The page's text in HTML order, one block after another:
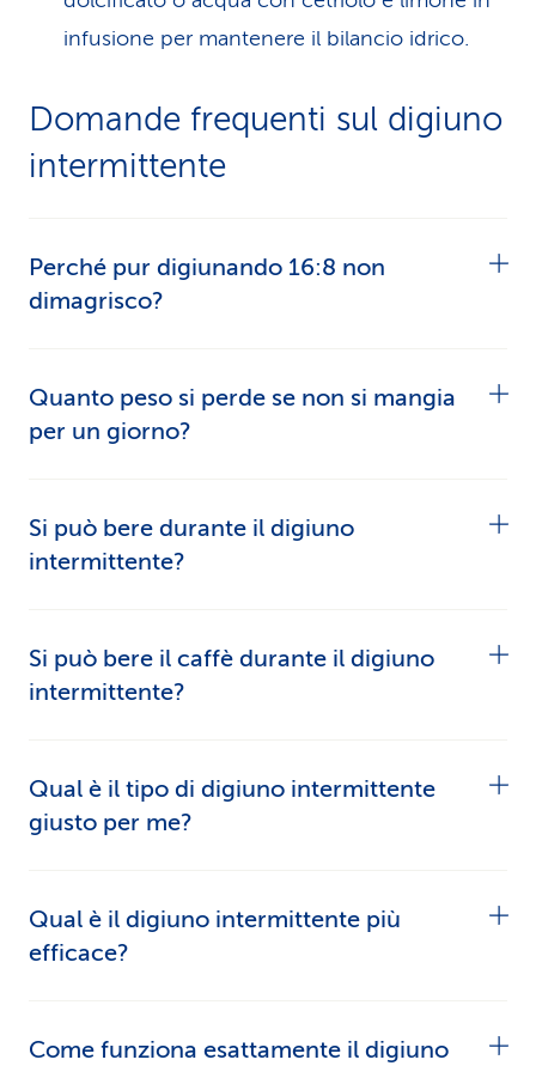
infusione per mantenere il bilancio idrico.
Domande frequenti sul digiuno
intermittente
Perché pur digiunando 16:8 non
dimagrisco?
Se non si dimagrisce durante il digiuno 16:8, può
essere che si assuma un eccesso di calorie nella
sua routine di movimento.
Quanto peso si perde se non si mangia
per un giorno?
metabolico e l’attività fisica. Il digiuno di breve
Si può bere durante il digiuno
intermittente?
preferibilmente acqua, tè non zuccherato o
Si può bere il caffè durante il digiuno
intermittente?
permesso durante il digiuno intermittente.
Qual è il tipo di digiuno intermittente
giusto per me?
stile di vita, dalla sua routine quotidiana e dalle
Qual è il digiuno intermittente più
efficace?
Come funziona esattamente il digiuno